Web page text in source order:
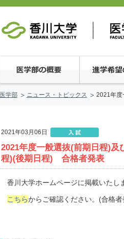
医学部 ニュース・トピックス 2021年度
2021年03月06日
2021年度一般選抜(前期日程)
程)(後期日程) 合格者発表
香川大学ホームページに掲載いたし
こちらからご確認ください。(合格